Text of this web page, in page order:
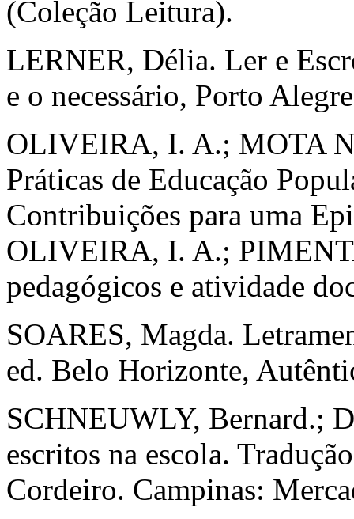
(Coleção Leitura).
LERNER, Délia. Ler e
e o necessário, Porto
OLIVEIRA, I. A.; MOTA
Práticas de Educação
Contribuições para uma
OLIVEIRA, I. A.;
pedagógicos e atividade
SOARES, Magda.
ed. Belo Horizonte,
SCHNEUWLY, Bernard.;
escritos na escola.
Cordeiro. Campinas: